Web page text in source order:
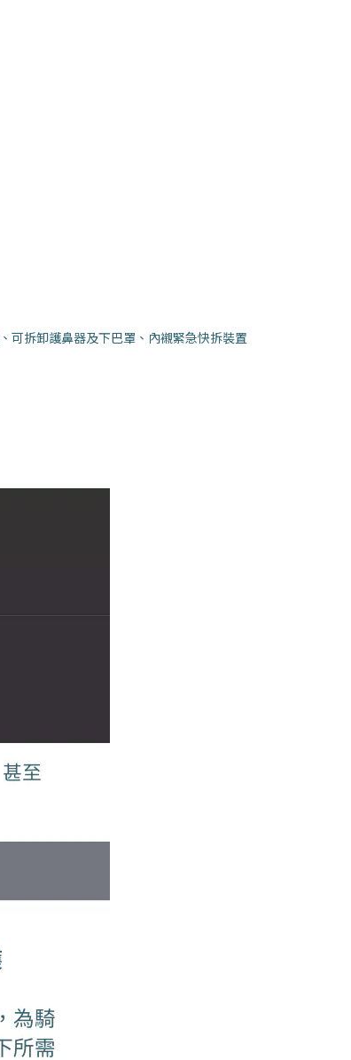
可拆卸護鼻器及下巴罩、內襯緊急快拆裝置